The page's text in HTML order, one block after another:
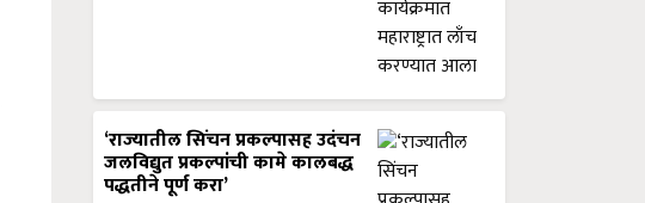
‘राज्यातील सिंचन प्रकल्पासह उदंचन
जलविद्युत प्रकल्पांची कामे कालबद्ध
पद्धतीने पूर्ण करा’